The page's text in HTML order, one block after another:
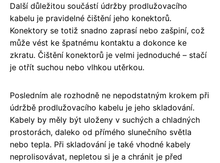
Další důležitou součástí údržby prodlužovacího
kabelu je pravidelné čištění jeho konektorů.
Konektory se totiž snadno zaprasí nebo zašpiní, což
může vést ke špatnému kontaktu a dokonce ke
zkratu. Čištění konektorů je velmi jednoduché – stačí
je otřít suchou nebo vlhkou utěrkou.
Posledním ale rozhodně ne nepodstatným krokem při
údržbě prodlužovacího kabelu je jeho skladování.
Kabely by měly být uloženy v suchých a chladných
prostorách, daleko od přímého slunečního světla
nebo tepla. Při skladování je také vhodné kabely
neprolisovávat, nepletou si je a chránit je před